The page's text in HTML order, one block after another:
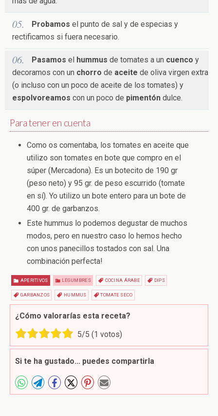
Probamos el punto de sal y de especias y
rectificamos si fuera necesario.
Pasamos el hummus de tomates a un cuenco y
decoramos con un chorro de aceite de oliva virgen extra
(o incluso con un poco de aceite de los tomates) y
espolvoreamos con un poco de pimentón dulce.
Para tener en cuenta
Como os comentaba, los tomates en aceite que
utilizo son tomates en bote que compro en el
súper (Mercadona). Es un botecito de 190 gr
(peso neto) y 95 gr. de peso escurrido (tomate
en sí). Yo utilizo un bote entero para un bote de
400 gr. de garbanzos.
Este hummus lo podemos degustar de muchos
modos, pero en nuestro caso lo hemos hecho
con unos panecillos tostados con sal. Una
combinación perfecta!
APERITIVOS LEGUMBRES COCINA ÁRABE DIPS
GARBANZOS HUMMUS TOMATE SECO
¿Cómo valorarías esta receta?
5/5 (1 votos)
Si te ha gustado... puedes compartirla